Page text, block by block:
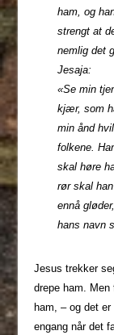
ham, og
strengt at
nemlig det
Jesaja:
«Se min
kjær, som
min ånd
folkene.
skal høre
rør skal
ennå
hans navn
Jesus trekker
drepe ham. Men
ham, – og det
engang når det